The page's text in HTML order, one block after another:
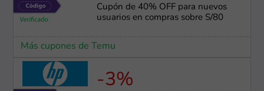
Cupón de 40% OFF para nuevos
usuarios en compras sobre S/80
Más cupones de Temu
-3%